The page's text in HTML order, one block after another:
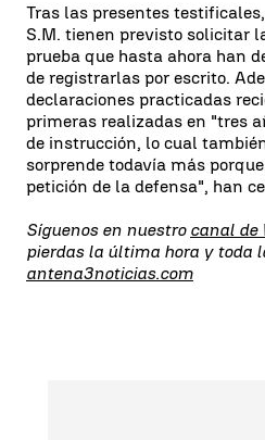
Tras las presentes
S.M. tienen previsto solicitar
prueba que hasta ahora han
de registrarlas por escrito.
declaraciones practicadas
primeras realizadas en "tres
de instrucción, lo cual
sorprende todavía más
petición de la defensa", han
Síguenos en nuestro canal de
pierdas la última hora y toda
antena3noticias.com